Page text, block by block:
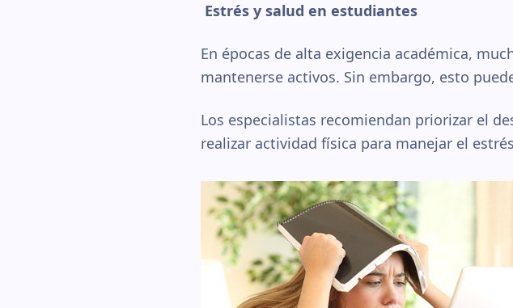
Estrés y salud en estudiantes
En épocas de alta exigencia académica,
mantenerse activos. Sin embargo, esto
Los especialistas recomiendan priorizar el
realizar actividad física para manejar el